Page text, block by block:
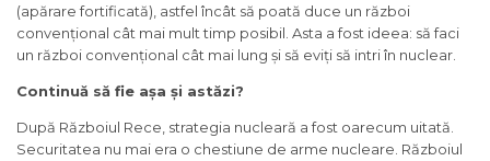
(apărare fortificată), astfel încât să poată duce un război
convențional cât mai mult timp posibil. Asta a fost ideea: să faci
un război convențional cât mai lung și să eviți să intri în nuclear.
Continuă să fie așa și astăzi?
După Războiul Rece, strategia nucleară a fost oarecum uitată.
Securitatea nu mai era o chestiune de arme nucleare. Războiul